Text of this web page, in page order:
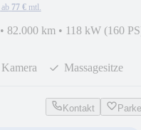
77 € mtl.
• 82.000 km • 118 kW (160
Massagesitze
Kontakt